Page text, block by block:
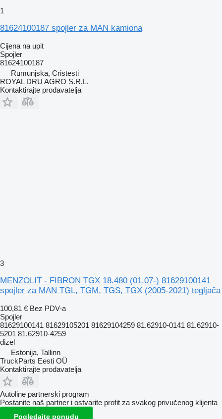
1
81624100187 spojler za MAN kamiona
Cijena na upit
Spojler
81624100187
Rumunjska, Cristesti
ROYAL DRU AGRO S.R.L.
Kontaktirajte prodavatelja
3
MENZOLIT - FIBRON TGX 18.480 (01.07-) 81629100141
spojler za MAN TGL, TGM, TGS, TGX (2005-2021) tegljača
100,81 € Bez PDV-a
Spojler
81629100141 81629105201 81629104259 81.62910-0141 81.62910-
5201 81.62910-4259
dizel
Estonija, Tallinn
TruckParts Eesti OÜ
Kontaktirajte prodavatelja
Autoline partnerski program
Postanite naš partner i ostvarite profit za svakog privučenog klijenta
Pogledajte ponudu